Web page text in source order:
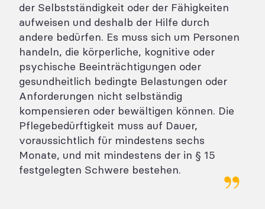
der Selbstständigkeit oder der Fähigkeiten
aufweisen und deshalb der Hilfe durch
andere bedürfen. Es muss sich um Personen
handeln, die körperliche, kognitive oder
psychische Beeinträchtigungen oder
gesundheitlich bedingte Belastungen oder
Anforderungen nicht selbständig
kompensieren oder bewältigen können. Die
Pflegebedürftigkeit muss auf Dauer,
voraussichtlich für mindestens sechs
Monate, und mit mindestens der in § 15
festgelegten Schwere bestehen.